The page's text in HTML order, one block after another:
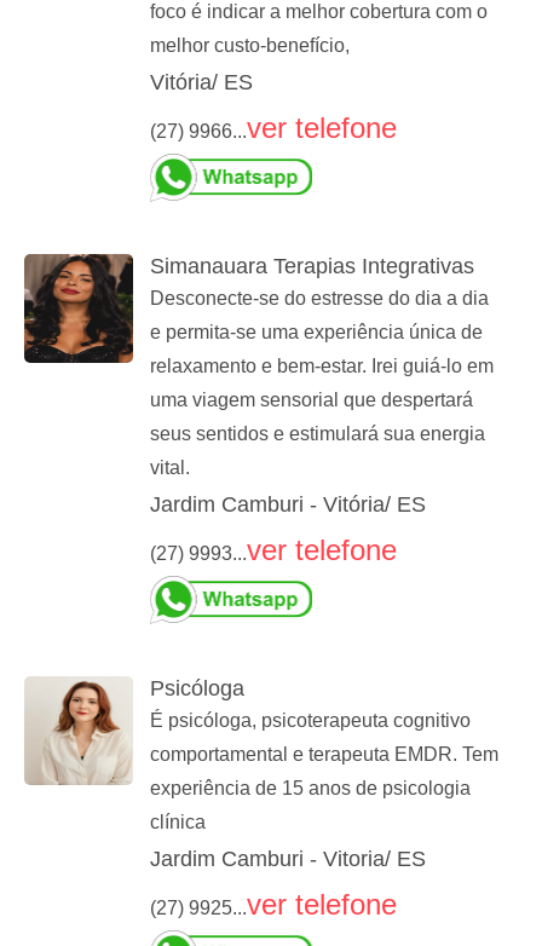
foco é indicar a melhor cobertura com o
melhor custo-benefício,
Vitória/ ES
(27) 9966...ver telefone
Simanauara Terapias Integrativas
Desconecte-se do estresse do dia a dia
e permita-se uma experiência única de
relaxamento e bem-estar. Irei guiá-lo em
uma viagem sensorial que despertará
seus sentidos e estimulará sua energia
vital.
Jardim Camburi - Vitória/ ES
(27) 9993...ver telefone
Psicóloga
É psicóloga, psicoterapeuta cognitivo
comportamental e terapeuta EMDR. Tem
experiência de 15 anos de psicologia
clínica
Jardim Camburi - Vitoria/ ES
(27) 9925...ver telefone